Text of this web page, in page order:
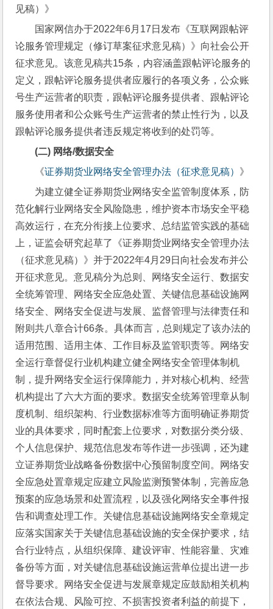
见稿）》
国家网信办于2022年6月17日发布《互联网跟帖评
论服务管理规定（修订草案征求意见稿）》向社会公开
征求意见。该意见稿共15条，内容涵盖跟帖评论服务的
定义，跟帖评论服务提供者应履行的各项义务，公众账
号生产运营者的职责，跟帖评论服务提供者、跟帖评论
服务使用者和公众账号生产运营者的禁止性行为，以及
跟帖评论服务提供者违反规定将收到的处罚等。
(二) 网络/数据安全
《证券期货业网络安全管理办法（征求意见稿） 》
为建立健全证券期货业网络安全监管制度体系，防
范化解行业网络安全风险隐患，维护资本市场安全平稳
高效运行，在充分衔接上位要求、总结监管实践的基础
上，证监会研究起草了《证券期货业网络安全管理办法
（征求意见稿）》并于2022年4月29日向社会发布并公
开征求意见。意见稿分为总则、网络安全运行、数据安
全统筹管理、网络安全应急处置、关键信息基础设施网
络安全、网络安全促进与发展、监督管理与法律责任和
附则共八章合计66条。具体而言，总则规定了该办法的
适用范围、适用主体、工作目标及监管职责等。网络安
全运行章督促行业机构建立健全网络安全管理体制机
制，提升网络安全运行保障能力，并对核心机构、经营
机构提出了六大方面的要求。数据安全统筹管理章从制
度机制、组织架构、行业数据标准等方面明确证券期货
业的具体要求，同时配套上位要求，对数据分类分级、
个人信息保护、规范信息发布等作进一步强调，还为建
立证券期货业战略备份数据中心预留制度空间。网络安
全应急处置章规定应建立风险监测预警体制，完善应急
预案的应急场景和处置流程，以及强化网络安全事件报
告和调查处理工作。关键信息基础设施网络安全章规定
应落实国家关于关键信息基础设施的安全保护要求，结
合行业特点，从组织保障、建设评审、性能容量、灾难
备份等方面，对关键信息基础设施运营单位提出进一步
督导要求。网络安全促进与发展章规定应鼓励相关机构
在依法合规、风险可控、不损害投资者利益的前提下，